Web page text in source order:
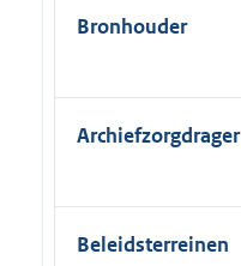
Bronhouder
Archiefzorgdrager
Beleidsterreinen